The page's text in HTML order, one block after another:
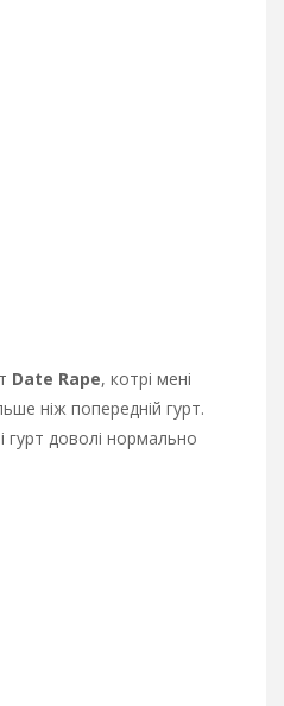
Date Rape, котрі мені
ніж попередній гурт.
гурт доволі нормально